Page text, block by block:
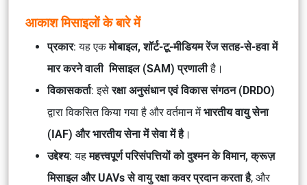
आकाश मिसाइलों के बारे में
प्रकार: यह एकमोबाइल, शॉर्ट-टू-मीडियम रेंज सतह-से-हवा में
मार करने वाली मिसाइल (SAM) प्रणालीहै।
विकासकर्ता: इसेरक्षा अनुसंधान एवं विकास संगठन (DRDO)
द्वारा विकसित किया गया है और वर्तमान मेंभारतीय वायु सेना
(IAF) और भारतीय सेना में सेवा में है।
उद्देश्य: यहमहत्त्वपूर्ण परिसंपत्तियों को दुश्मन के विमान, क्रूज़
मिसाइल और UAVs से वायु रक्षा कवर प्रदान करता है, और